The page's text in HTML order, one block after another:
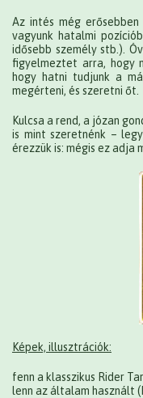
Az intés még
vagyunk hatalmi
idősebb személy stb.).
figyelmeztet arra, hogy
hogy hatni tudjunk a
megérteni, és szeretni őt.
Kulcsa a rend, a józan
is mint szeretnénk –
érezzük is: mégis ez adja
Képek, illusztrációk:
fenn a klasszikus Rider
lenn az általam használt